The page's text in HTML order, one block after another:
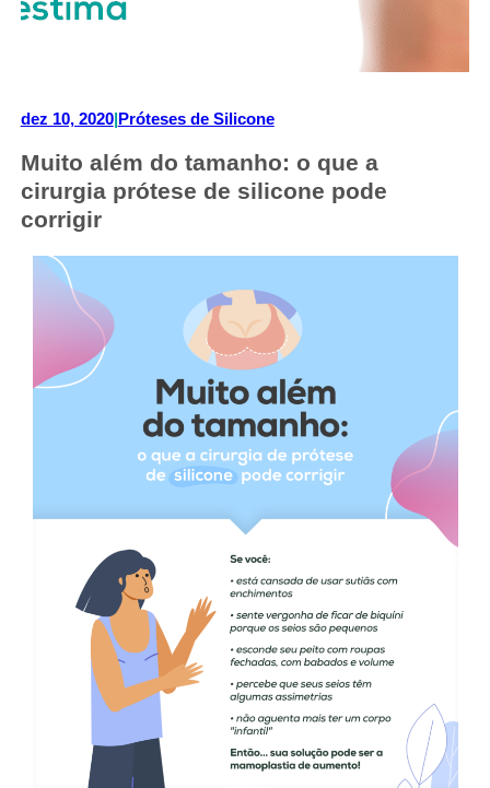
dez 10, 2020| Próteses de Silicone
Muito além do tamanho: o que a
cirurgia prótese de silicone pode
corrigir